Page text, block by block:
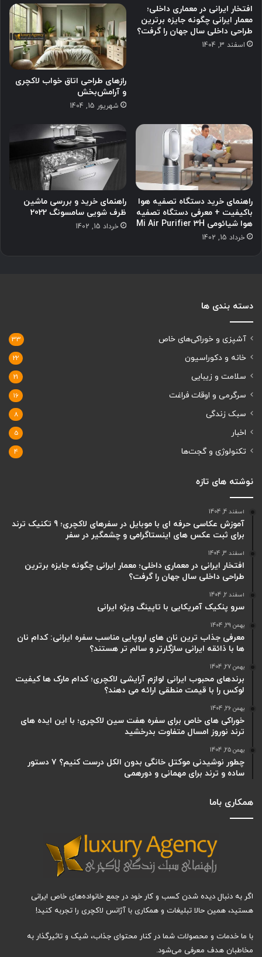
افتخار ایرانی در معماری داخلی؛
معمار ایرانی چگونه جایزه برترین
طراحی داخلی سال جهان را گرفت؟
اسفند 3, 1404
رازهای طراحی اتاق خواب لاکچری
و آرامش‌بخش
شهریور 15, 1404
راهنمای خرید دستگاه تصفیه هوا
باکیفیت + معرفی دستگاه تصفیه
هوا شیائومی Mi Air Purifier 3H
خرداد 15, 1402
راهنمای خرید و بررسی ماشین
ظرف شویی سامسونگ 2022
خرداد 15, 1402
دسته بندی ها
آشپزی و خوراکی‌های خاص 33
خانه و دکوراسیون 22
سلامت و زیبایی 21
سرگرمی و اوقات فراغت 16
سبک زندگی 8
اخبار 5
تکنولوژی و گجت‌ها 4
نوشته های تازه
اسفند 4, 1404
آموزش عکاسی حرفه ای با موبایل در سفرهای لاکچری؛ 9 تکنیک ترند
برای ثبت عکس های اینستاگرامی و چشمگیر در سفر
اسفند 3, 1404
افتخار ایرانی در معماری داخلی؛ معمار ایرانی چگونه جایزه برترین
طراحی داخلی سال جهان را گرفت؟
اسفند 2, 1404
سرو پنکیک آمریکایی با تاپینگ ویژه ایرانی
بهمن 29, 1404
معرفی جذاب ترین نان های اروپایی مناسب سفره ایرانی: کدام نان
ها با ذائقه ایرانی سازگارتر و سالم تر هستند؟
بهمن 27, 1404
برندهای محبوب ایرانی لوازم آرایشی لاکچری؛ کدام مارک ها کیفیت
لوکس را با قیمت منطقی ارائه می دهند؟
بهمن 26, 1404
خوراکی های خاص برای سفره هفت سین لاکچری؛ با این ایده های
ترند نوروز امسال متفاوت بدرخشید
بهمن 25, 1404
چطور نوشیدنی موکتل خانگی بدون الکل درست کنیم؟ ۷ دستور
ساده و ترند برای مهمانی و دورهمی
همکاری باما
اگر به دنبال دیده شدن کسب و کار خود در جمع خانواده‌های خاص ایرانی
هستید، همین حالا تبلیغات و همکاری با آژانس لاکچری را تجربه کنید!
با ما خدمات و محصولات شما در کنار محتوای جذاب، شیک و تاثیرگذار به
مخاطبان هدف معرفی می‌شود.